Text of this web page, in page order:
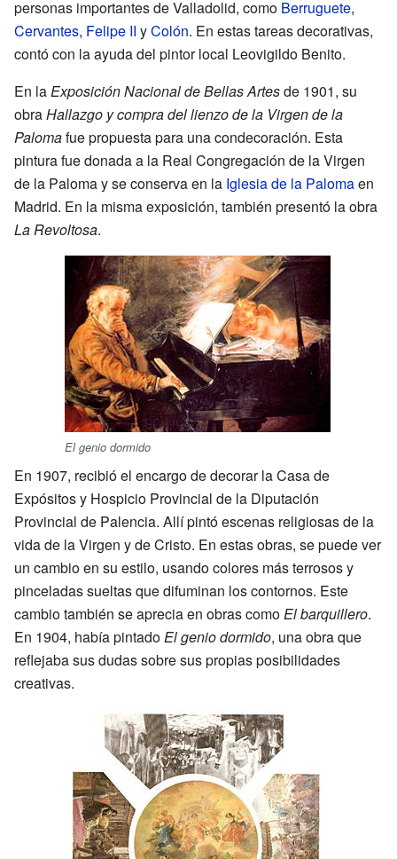
personas importantes de Valladolid, como Berruguete,
Cervantes, Felipe II yColón. En estas tareas decorativas,
contó con la ayuda del pintor local Leovigildo Benito.
En laExposición Nacional de Bellas Artesde 1901, su
obraHallazgo y compra del lienzo de la Virgen de la
Palomafue propuesta para una condecoración. Esta
pintura fue donada a la Real Congregación de la Virgen
de la Paloma y se conserva en la Iglesia de la Palomaen
Madrid. En la misma exposición, también presentó la obra
La Revoltosa.
El genio dormido
En 1907, recibió el encargo de decorar la Casa de
Expósitos y Hospicio Provincial de la Diputación
Provincial de Palencia. Allí pintó escenas religiosas de la
vida de la Virgen y de Cristo. En estas obras, se puede ver
un cambio en su estilo, usando colores más terrosos y
pinceladas sueltas que difuminan los contornos. Este
cambio también se aprecia en obras comoEl barquillero.
En 1904, había pintadoEl genio dormido, una obra que
reflejaba sus dudas sobre sus propias posibilidades
creativas.